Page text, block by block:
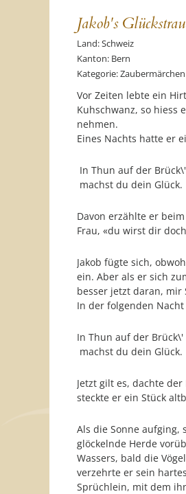
Jakob's
Land: Schweiz
Kanton: Bern
Kategorie: Zaubermärchen
Vor Zeiten lebte ein
Kuhschwanz, so hiess
nehmen.
Eines Nachts hatte er
In Thun auf der Brück\'
machst du dein Glück.
Davon erzählte er
Frau, «du wirst dir
Jakob fügte sich,
ein. Aber als er sich
besser jetzt daran, mir
In der folgenden
In Thun auf der Brück\'
machst du dein Glück.
Jetzt gilt es, dachte
steckte er ein Stück
Als die Sonne aufging,
glöckelnde Herde
Wassers, bald die
verzehrte er sein
Sprüchlein, mit dem